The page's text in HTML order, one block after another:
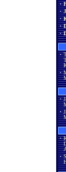
·
·
·
·
·
·
·
·
·
·
·